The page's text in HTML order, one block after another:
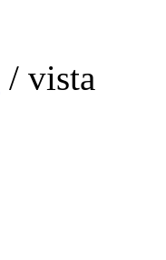
/ vista